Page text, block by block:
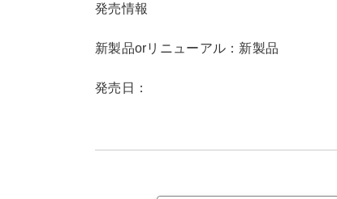
発売情報
新製品orリニューアル：新製品
発売日：